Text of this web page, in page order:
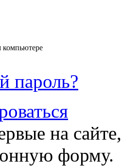
компьютере
пароль?
на
форму.